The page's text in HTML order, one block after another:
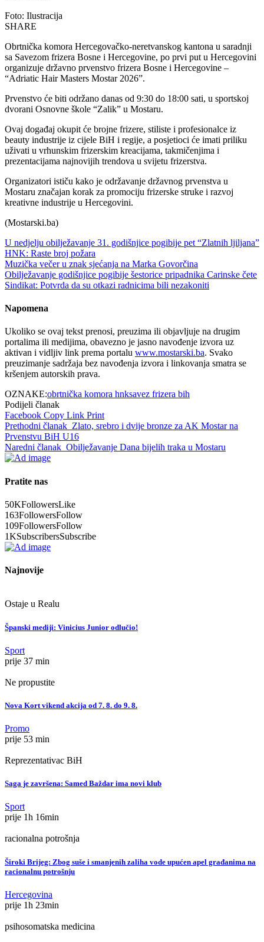
Foto: Ilustracija
SHARE
Obrtnička komora Hercegovačko-neretvanskog kantona u saradnji
sa Savezom frizera Bosne i Hercegovine, po prvi put u Hercegovini
organizuje državno prvenstvo frizera Bosne i Hercegovine –
“Adriatic Hair Masters Mostar 2026”.
Prvenstvo će biti održano danas od 9:30 do 18:00 sati, u sportskoj
dvorani Osnovne škole “Zalik” u Mostaru.
Ovaj događaj okupit će brojne frizere, stiliste i profesionalce iz
beauty industrije iz cijele BiH i regije, a posjetioci će imati priliku
uživati u vrhunskim frizerskim kreacijama, takmičenjima i
prezentacijama najnovijih trendova u svijetu frizerstva.
Organizatori ističu kako je održavanje državnog prvenstva u
Mostaru značajan korak za promociju frizerske struke i razvoj
kreativne industrije u Hercegovini.
(Mostarski.ba)
U nedjelju obilježavanje 31. godišnjice pogibije pet “Zlatnih ljiljana”
HNK: Raste broj požara
Muzička večer u znak sjećanja na Marka Govorčina
Obilježavanje godišnjice pogibije šestorice pripadnika Carinske čete
Sindikat: Potvrda da su otkazi radnicima bili nezakoniti
Napomena
Ukoliko se ovaj tekst prenosi, preuzima ili objavljuje na drugim
portalima ili medijima, obavezno je jasno navođenje izvora uz
aktivan i vidljiv link prema portalu www.mostarski.ba. Svako
preuzimanje sadržaja bez navođenja izvora i linkovanja smatra se
kršenjem autorskih prava.
OZNAKE:obrtnička komora hnksavez frizera bih
Podijeli članak
Facebook Copy Link Print
Prethodni članak Zlato, srebro i dvije bronze za AK Mostar na
Prvenstvu BiH U16
Naredni članak Obilježavanje Dana bijelih traka u Mostaru
Pratite nas
50KFollowersLike
163FollowersFollow
109FollowersFollow
1KSubscribersSubscribe
Najnovije
Ostaje u Realu
Španski mediji: Vinicius Junior odlučio!
Sport
prije 37 min
Ne propustite
Nova Kort vikend akcija od 7. 8. do 9. 8.
Promo
prije 53 min
Reprezentativac BiH
Saga je završena: Samed Baždar ima novi klub
Sport
prije 1h 16min
racionalna potrošnja
Široki Brijeg: Zbog suše i smanjenih zaliha vode upućen apel građanima na
racionalnu potrošnju
Hercegovina
prije 1h 23min
psihosomatska medicina